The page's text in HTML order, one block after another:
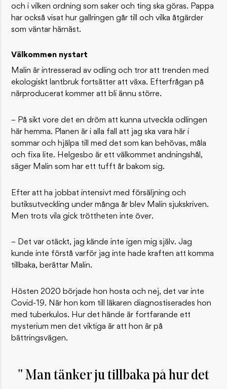
och i vilken ordning som saker och ting ska göras. Pappa
har också visat hur gallringen går till och vilka åtgärder
som väntar härnäst.
Välkommen nystart
Malin är intresserad av odling och tror att trenden med
ekologiskt lantbruk fortsätter att växa. Efterfrågan på
närproducerat kommer att bli ännu större.
– På sikt vore det en dröm att kunna utveckla odlingen
här hemma. Planen är i alla fall att jag ska vara här i
sommar och hjälpa till med det som kan behövas, måla
och fixa lite. Helgesbo är ett välkommet andningshål,
säger Malin som har ett tufft år bakom sig.
Efter att ha jobbat intensivt med försäljning och
butiksutveckling under många år blev Malin sjukskriven.
Men trots vila gick tröttheten inte över.
– Det var otäckt, jag kände inte igen mig själv. Jag
kunde inte förstå varför jag inte hade kraften att komma
tillbaka, berättar Malin.
Hösten 2020 började hon hosta och nej, det var inte
Covid-19. När hon kom till läkaren diagnostiserades hon
med tuberkulos. Hur det hände är fortfarande ett
mysterium men det viktiga är att hon är på
bättringsvägen.
Man tänker ju tillbaka på hur det